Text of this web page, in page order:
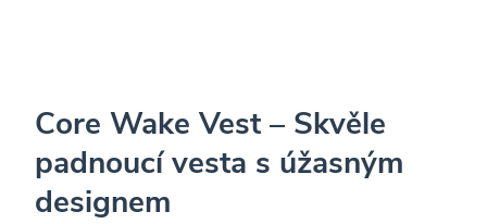
Core Wake Vest – Skvěle
padnoucí vesta s úžasným
designem